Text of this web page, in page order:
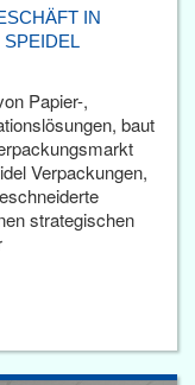
IN
Papier-,
baut
Verpackungen,
strategischen